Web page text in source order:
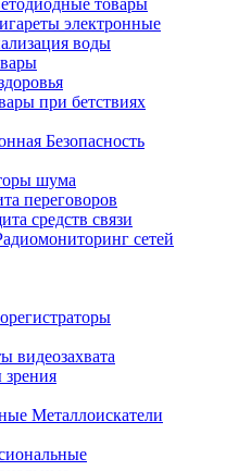
товары
электронные
воды
при бетствиях
Безопасность
шума
переговоров
средств связи
сетей
видеозахвата
Металлоискатели